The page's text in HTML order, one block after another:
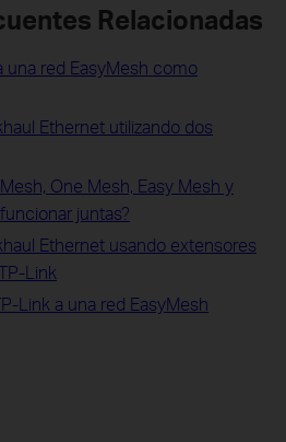
Relacionadas
una red EasyMesh como
Ethernet utilizando dos
One Mesh, Easy Mesh y
juntas?
Ethernet usando extensores
Link
Link a una red EasyMesh